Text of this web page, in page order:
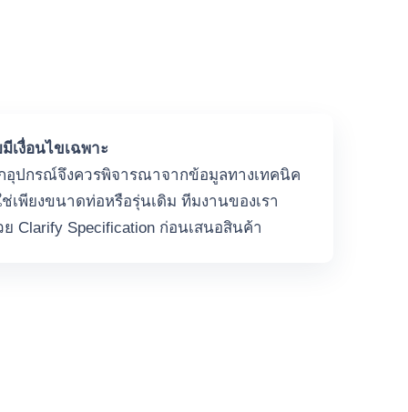
เงื่อนไขเฉพาะ
อุปกรณ์จึงควรพิจารณาจากข้อมูลทางเทคนิค
ช่เพียงขนาดท่อหรือรุ่นเดิม ทีมงานของเรา
Clarify Specification ก่อนเสนอสินค้า